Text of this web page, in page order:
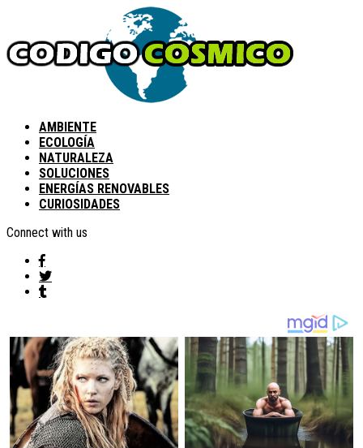
AMBIENTE
ECOLOGÍA
NATURALEZA
SOLUCIONES
ENERGÍAS RENOVABLES
CURIOSIDADES
Connect with us